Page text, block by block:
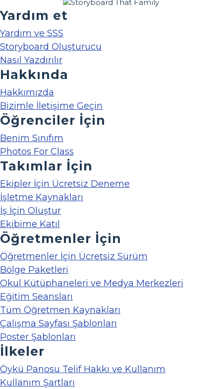
Yardım et
Yardım ve SSS
Storyboard Oluşturucu
Nasıl Yazdırılır
Hakkında
Hakkımızda
Bizimle İletişime Geçin
Öğrenciler İçin
Benim Sınıfım
Photos For Class
Takımlar İçin
Ekipler İçin Ücretsiz Deneme
İşletme Kaynakları
İş İçin Oluştur
Ekibime Katıl
Öğretmenler İçin
Öğretmenler İçin Ücretsiz Sürüm
Bölge Paketleri
Okul Kütüphaneleri ve Medya Merkezleri
Eğitim Seansları
Tüm Öğretmen Kaynakları
Çalışma Sayfası Şablonları
Poster Şablonları
İlkeler
Öykü Panosu Telif Hakkı ve Kullanım
Kullanım Şartları